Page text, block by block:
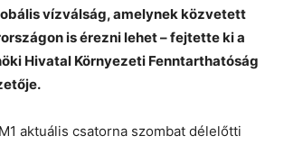
vízválság, amelynek közvetett
is érezni lehet – fejtette ki a
Hivatal Környezeti Fenntarthatóság
aktuális csatorna szombat délelőtti
Mr wAIste Close